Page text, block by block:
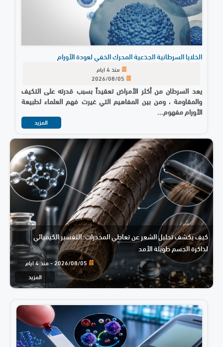
الخلايا السرطانية الجذعية المحرك الخفي لعودة الأورام
منذ 4 ايام
2026/08/05
يعد السرطان من أكثر الأمراض تعقيداً بسبب قدرته على التكيف
والمقاومة ، ومن بين المفاهيم التي غيرت فهم العلماء لطبيعة
الأورام مفهوم...
المزيد
كيف يكشف تحليل الشعر عن تعاطي المخدرات: التفسير الكيميائي
لذاكرة الجسم طويلة الأمد
2026/08/05 - منذ 4 ايام
المزيد